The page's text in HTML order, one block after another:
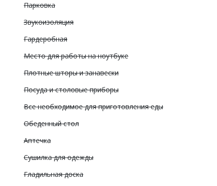
Парковка
Звукоизоляция
Гардеробная
Место для работы на ноутбуке
Плотные шторы и занавески
Посуда и столовые приборы
Все необходимое для приготовления еды
Обеденный стол
Аптечка
Сушилка для одежды
Гладильная доска